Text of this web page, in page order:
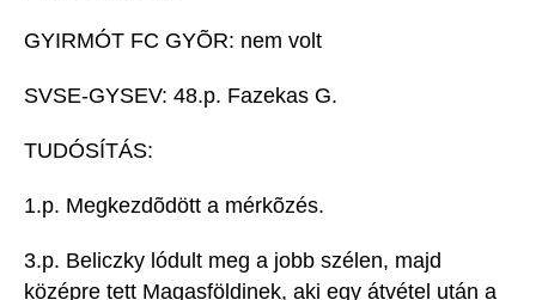
GYIRMÓT FC GYÕR: nem volt
SVSE-GYSEV: 48.p. Fazekas G.
TUDÓSÍTÁS:
1.p. Megkezdõdött a mérkõzés.
3.p. Beliczky lódult meg a jobb szélen, majd
középre tett Magasföldinek, aki egy átvétel után a